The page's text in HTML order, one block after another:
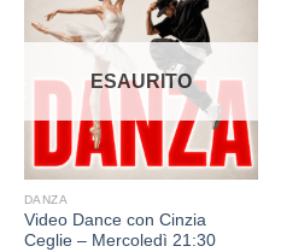
ESAURITO
DANZA
Video Dance con Cinzia
Ceglie – Mercoledì 21:30